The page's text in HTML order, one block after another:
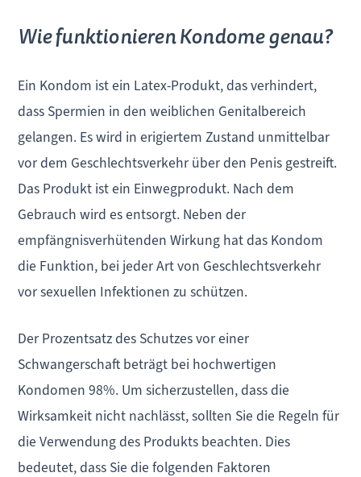
Wie funktionieren Kondome genau?
Ein Kondom ist ein Latex-Produkt, das verhindert,
dass Spermien in den weiblichen Genitalbereich
gelangen. Es wird in erigiertem Zustand unmittelbar
vor dem Geschlechtsverkehr über den Penis gestreift.
Das Produkt ist ein Einwegprodukt. Nach dem
Gebrauch wird es entsorgt. Neben der
empfängnisverhütenden Wirkung hat das Kondom
die Funktion, bei jeder Art von Geschlechtsverkehr
vor sexuellen Infektionen zu schützen.
Der Prozentsatz des Schutzes vor einer
Schwangerschaft beträgt bei hochwertigen
Kondomen 98%. Um sicherzustellen, dass die
Wirksamkeit nicht nachlässt, sollten Sie die Regeln für
die Verwendung des Produkts beachten. Dies
bedeutet, dass Sie die folgenden Faktoren